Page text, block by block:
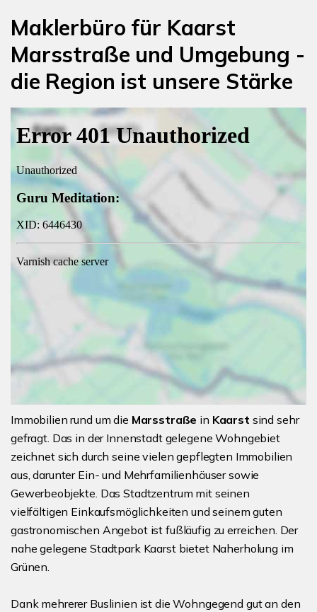
Maklerbüro für Kaarst
Marsstraße und Umgebung -
die Region ist unsere Stärke
Immobilien rund um die Marsstraße in Kaarst sind sehr
gefragt. Das in der Innenstadt gelegene Wohngebiet
zeichnet sich durch seine vielen gepflegten Immobilien
aus, darunter Ein- und Mehrfamilienhäuser sowie
Gewerbeobjekte. Das Stadtzentrum mit seinen
vielfältigen Einkaufsmöglichkeiten und seinem guten
gastronomischen Angebot ist fußläufig zu erreichen. Der
nahe gelegene Stadtpark Kaarst bietet Naherholung im
Grünen.
Dank mehrerer Buslinien ist die Wohngegend gut an den